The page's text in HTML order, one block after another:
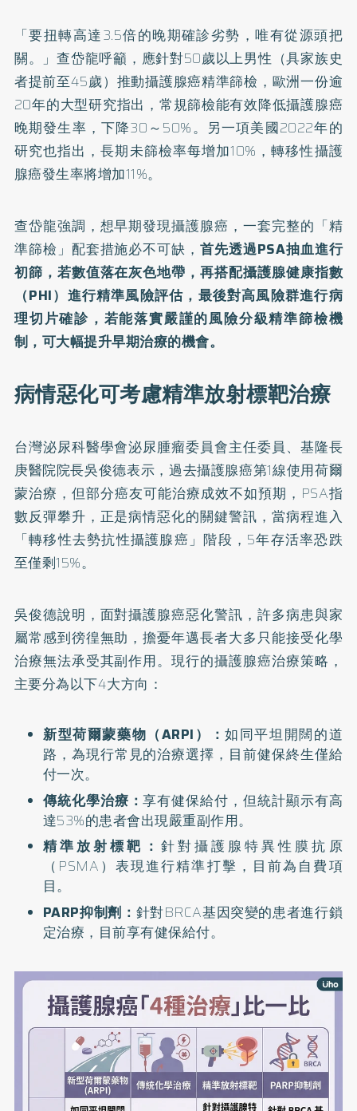
「要扭轉高達3.5倍的晚期確診劣勢，唯有從源頭把
關。」查岱龍呼籲，應針對50歲以上男性（具家族史
者提前至45歲）推動攝護腺癌精準篩檢，歐洲一份逾
20年的大型研究指出，常規篩檢能有效降低攝護腺癌
晚期發生率，下降30～50%。另一項美國2022年的
研究也指出，長期未篩檢率每增加10%，轉移性攝護
腺癌發生率將增加11%。
查岱龍強調，想早期發現攝護腺癌，一套完整的「精
準篩檢」配套措施必不可缺，首先透過PSA抽血進行
初篩，若數值落在灰色地帶，再搭配攝護腺健康指數
（PHI）進行精準風險評估，最後對高風險群進行病
理切片確診，若能落實嚴謹的風險分級精準篩檢機
制，可大幅提升早期治療的機會。
病情惡化可考慮精準放射標靶治療
台灣泌尿科醫學會泌尿腫瘤委員會主任委員、基隆長
庚醫院院長吳俊德表示，過去攝護腺癌第1線使用荷爾
蒙治療，但部分癌友可能治療成效不如預期，PSA指
數反彈攀升，正是病情惡化的關鍵警訊，當病程進入
「轉移性去勢抗性攝護腺癌」階段，5年存活率恐跌
至僅剩15%。
吳俊德說明，面對攝護腺癌惡化警訊，許多病患與家
屬常感到徬徨無助，擔憂年邁長者大多只能接受化學
治療無法承受其副作用。現行的攝護腺癌治療策略，
主要分為以下4大方向：
新型荷爾蒙藥物（ARPI）：如同平坦開闊的道
路，為現行常見的治療選擇，目前健保終生僅給
付一次。
傳統化學治療：享有健保給付，但統計顯示有高
達53%的患者會出現嚴重副作用。
精準放射標靶： 針對攝護腺特異性膜抗原
（PSMA）表現進行精準打擊，目前為自費項
目。
PARP抑制劑： 針對BRCA基因突變的患者進行鎖
定治療，目前享有健保給付。